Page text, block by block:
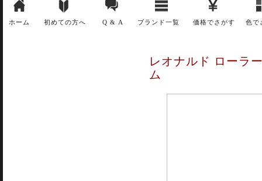
ホーム 初めての方へ Q & A ブランド一覧 価格でさがす 色で
レオナルド ローラ
ム